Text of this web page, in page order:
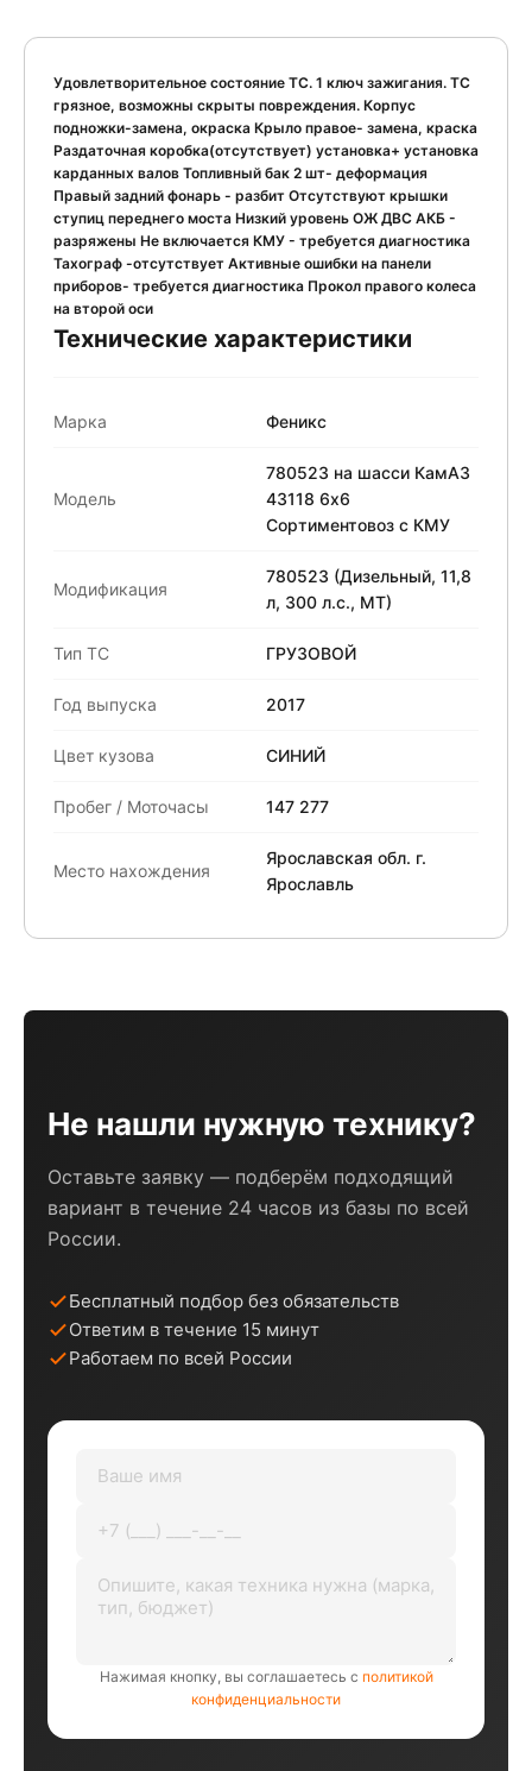
Удовлетворительное состояние ТС. 1 ключ зажигания. ТС
грязное, возможны скрыты повреждения. Корпус
подножки-замена, окраска Крыло правое- замена, краска
Раздаточная коробка(отсутствует) установка+ установка
карданных валов Топливный бак 2 шт- деформация
Правый задний фонарь - разбит Отсутствуют крышки
ступиц переднего моста Низкий уровень ОЖ ДВС АКБ -
разряжены Не включается КМУ - требуется диагностика
Тахограф -отсутствует Активные ошибки на панели
приборов- требуется диагностика Прокол правого колеса
на второй оси
Технические характеристики
Марка Феникс
Модель
780523 на шасси КамАЗ
43118 6x6
Сортиментовоз с КМУ
Модификация
780523 (Дизельный, 11,8
л, 300 л.с., МТ)
Тип ТС ГРУЗОВОЙ
Год выпуска 2017
Цвет кузова СИНИЙ
Пробег / Моточасы 147 277
Место нахождения
Ярославская обл. г.
Ярославль
Не нашли нужную технику?
Оставьте заявку — подберём подходящий
вариант в течение 24 часов из базы по всей
России.
Бесплатный подбор без обязательств
Ответим в течение 15 минут
Работаем по всей России
Нажимая кнопку, вы соглашаетесь с политикой
конфиденциальности